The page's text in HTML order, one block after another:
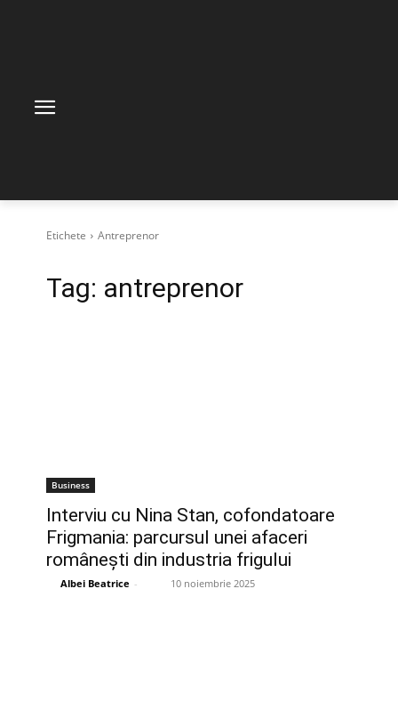
Etichete Antreprenor
Tag: antreprenor
Business
Interviu cu Nina Stan, cofondatoare
Frigmania: parcursul unei afaceri
românești din industria frigului
Albei Beatrice - 10 noiembrie 2025